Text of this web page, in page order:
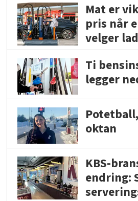
Mat er
pris når
velger
Ti
legger
oktan
KBS-
endring: